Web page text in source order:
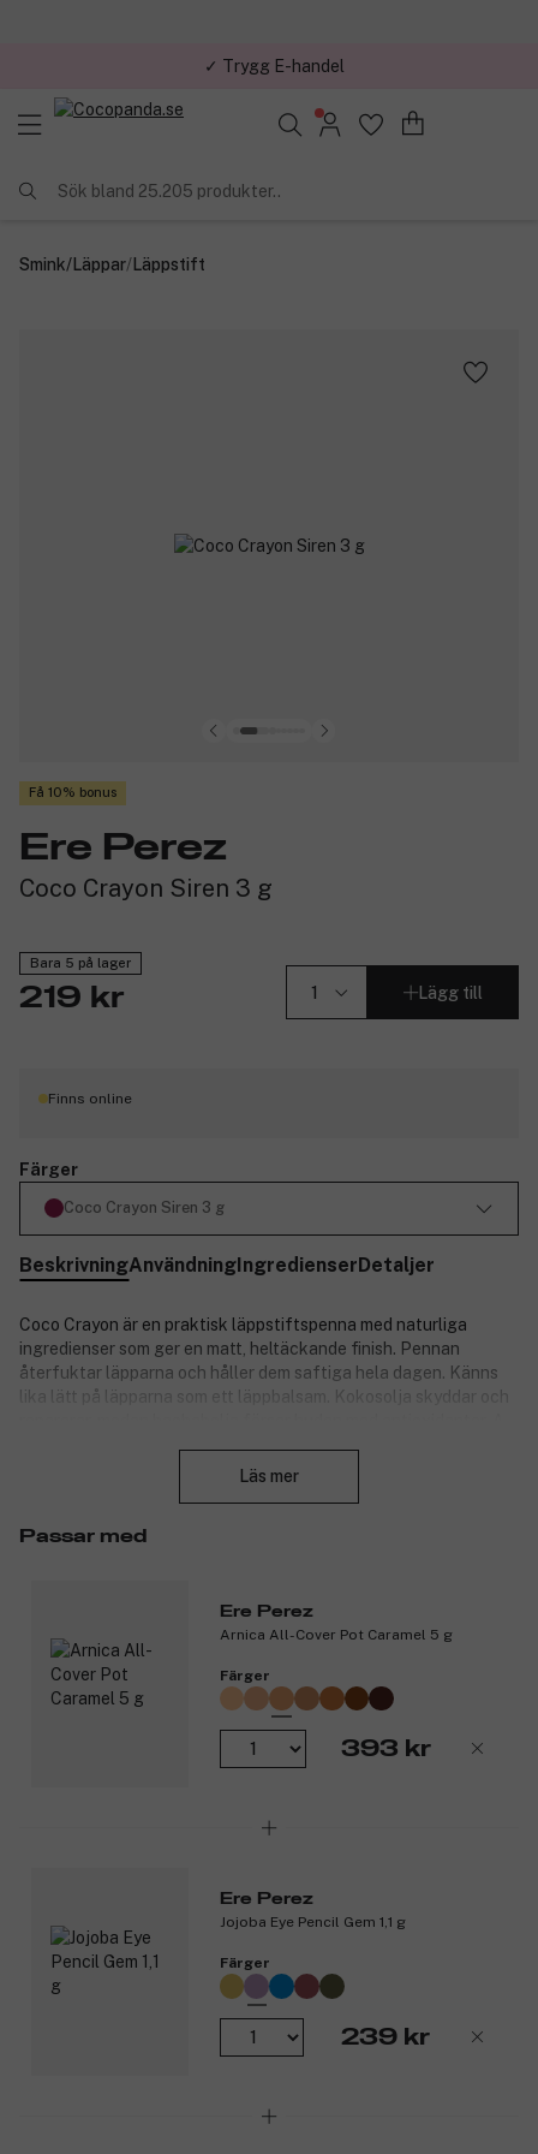
✓ Trygg E-handel
Sök bland 25.205 produkter..
Smink/Läppar/Läppstift
Få 10% bonus
Ere Perez
Coco Crayon Siren 3 g
Bara 5 på lager
219 kr Lägg till
Finns online
Färger
Coco Crayon Siren 3 g
BeskrivningAnvändningIngredienserDetaljer
Coco Crayon är en praktisk läppstiftspenna med naturliga
ingredienser som ger en matt, heltäckande finish. Pennan
återfuktar läpparna och håller dem saftiga hela dagen. Känns
lika lätt på läpparna som ett läppbalsam. Kokosolja skyddar och
näringsämnen. Den smala pennan kan även användas för att rita
Plastfri och vegansk.
Förpackning av återvinningsbar kartong.
Certifierat koldioxidneutral och cruelty-free.
Produktnummer: 3310349
Läs mer
Passar med
Ere Perez
Arnica All-Cover Pot Caramel 5 g
Färger
393 kr
Ere Perez
Jojoba Eye Pencil Gem 1,1 g
Färger
239 kr